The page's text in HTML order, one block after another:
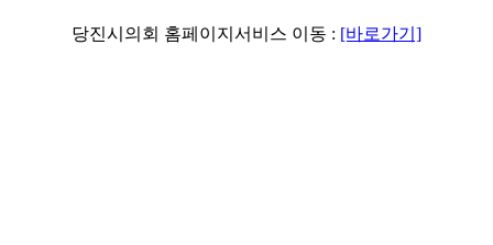
당진시의회 홈페이지서비스 이동 : [바로가기]